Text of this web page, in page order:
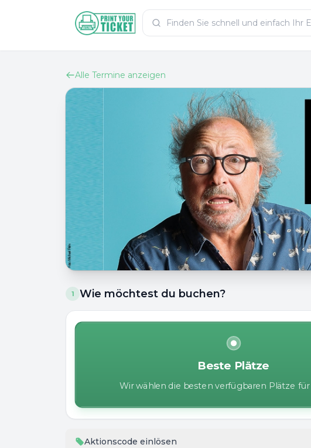
Zum HauptinhaltPrintYourTicket
Alle Termine anzeigen
1 Wie möchtest du buchen?
Beste Plätze
Wir wählen die besten verfügbaren Plätze für
Aktionscode einlösen